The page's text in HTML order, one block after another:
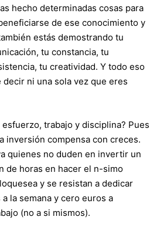
hecho determinadas cosas para
de ese conocimiento y
estás demostrando tu
tu constancia, tu
tu creatividad. Y todo eso
decir ni una sola vez que eres
trabajo y disciplina? Pues
inversión compensa con creces.
quienes no duden en invertir un
de horas en hacer el n-simo
y se resistan a dedicar
la semana y cero euros a
(no a si mismos).